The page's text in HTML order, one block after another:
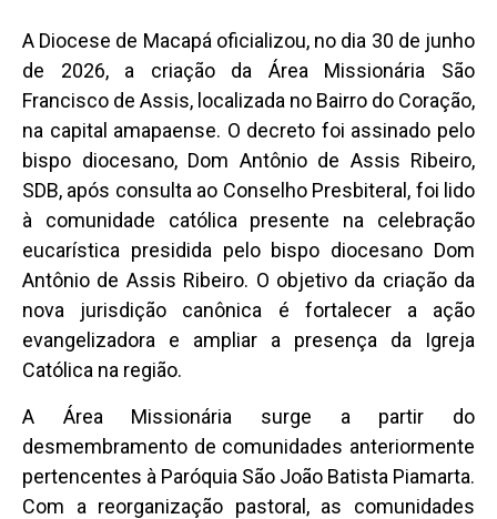
A Diocese de Macapá oficializou, no dia 30 de junho
de 2026, a criação da Área Missionária São
Francisco de Assis, localizada no Bairro do Coração,
na capital amapaense. O decreto foi assinado pelo
bispo diocesano, Dom Antônio de Assis Ribeiro,
SDB, após consulta ao Conselho Presbiteral, foi lido
à comunidade católica presente na celebração
eucarística presidida pelo bispo diocesano Dom
Antônio de Assis Ribeiro. O objetivo da criação da
nova jurisdição canônica é fortalecer a ação
evangelizadora e ampliar a presença da Igreja
Católica na região.
A Área Missionária surge a partir do
desmembramento de comunidades anteriormente
pertencentes à Paróquia São João Batista Piamarta.
Com a reorganização pastoral, as comunidades